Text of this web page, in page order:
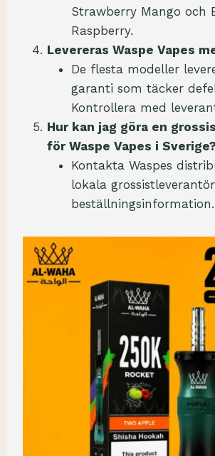
Strawberry Mango och
Raspberry.
Levereras Waspe Vapes
De flesta modeller
garanti som täcker
Kontrollera med
Hur kan jag göra en
för Waspe Vapes i Sverige?
Kontakta Waspes
lokala
beställningsinformation.